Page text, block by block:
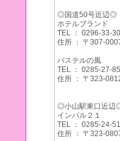
◎国道50号近辺◎
ホテルブランド
TEL ： 0296-33-
住所 ： 〒307-
パステルの風
TEL ： 0285-27-
住所 ： 〒323-
◎小山駅東口近辺
インパル２１
TEL ： 0285-24-
住所 ： 〒323-